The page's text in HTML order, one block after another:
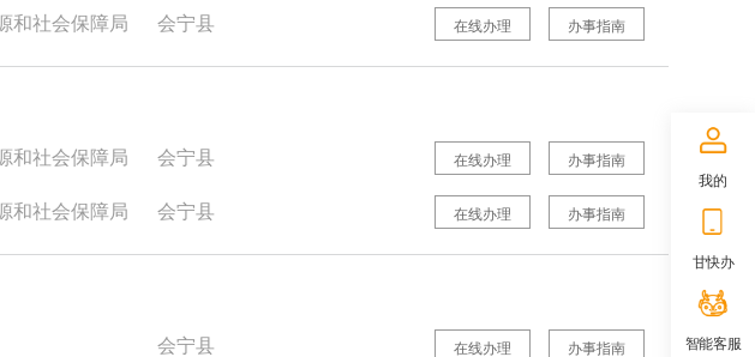
和社会保障局 会宁县 办事指南
在线办理
和社会保障局 会宁县 办事指南
在线办理
和社会保障局 会宁县 办事指南
在线办理
会宁县 办事指南
在线办理
我的
甘快办
智能客服